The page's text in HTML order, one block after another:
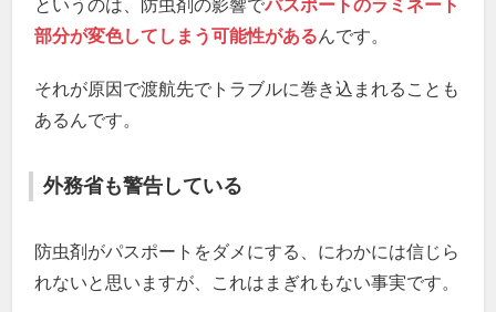
というのは、防虫剤の影響でパスポートのラミネート
部分が変色してしまう可能性があるんです。
それが原因で渡航先でトラブルに巻き込まれることも
あるんです。
外務省も警告している
防虫剤がパスポートをダメにする、にわかには信じら
れないと思いますが、これはまぎれもない事実です。